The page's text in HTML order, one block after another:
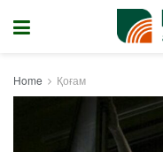
Home Қоғам